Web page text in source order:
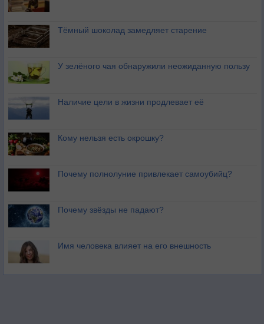
Тёмный шоколад замедляет старение
У зелёного чая обнаружили неожиданную пользу
Наличие цели в жизни продлевает её
Кому нельзя есть окрошку?
Почему полнолуние привлекает самоубийц?
Почему звёзды не падают?
Имя человека влияет на его внешность